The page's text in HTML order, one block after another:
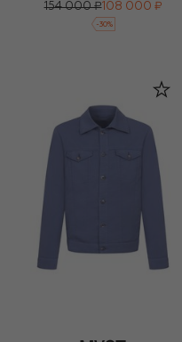
154 000 ₽108 000 ₽
-30%